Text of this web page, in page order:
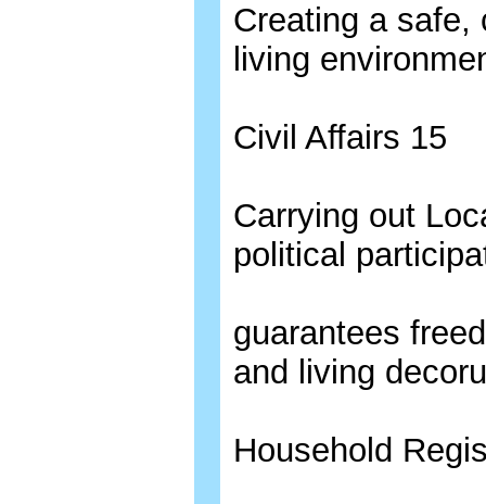
Creating a safe,
living
Civil Affairs 15
Carrying out
political
guarantees
and living
Household